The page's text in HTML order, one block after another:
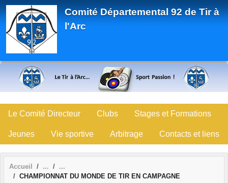
Comité Départemental 92 de Tir à
l'Arc
Le Comité Directeur Clubs Stages et Formations
Jeunes Vie sportive Arbitrage Contacts et liens
Accueil
CHAMPIONNAT DU MONDE DE TIR EN CAMPAGNE
Panneau de gestion des cookies